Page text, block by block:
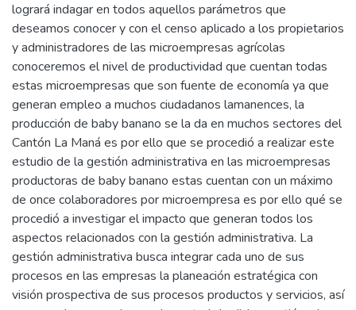
logrará indagar en todos aquellos parámetros que
deseamos conocer y con el censo aplicado a los propietarios
y administradores de las microempresas agrícolas
conoceremos el nivel de productividad que cuentan todas
estas microempresas que son fuente de economía ya que
generan empleo a muchos ciudadanos lamanences, la
producción de baby banano se la da en muchos sectores del
Cantón La Maná es por ello que se procedió a realizar este
estudio de la gestión administrativa en las microempresas
productoras de baby banano estas cuentan con un máximo
de once colaboradores por microempresa es por ello qué se
procedió a investigar el impacto que generan todos los
aspectos relacionados con la gestión administrativa. La
gestión administrativa busca integrar cada uno de sus
procesos en las empresas la planeación estratégica con
visión prospectiva de sus procesos productos y servicios, así